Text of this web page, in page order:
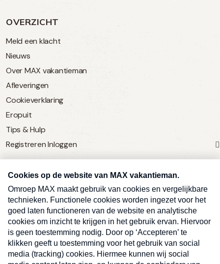
OVERZICHT
Meld een klacht
Nieuws
Over MAX vakantieman
Afleveringen
Cookieverklaring
Eropuit
Tips & Hulp
Registreren Inloggen
SERVICE
Over Omroep MAX
MAX Vandaag
MAX Meldpunt
Pers
Contact